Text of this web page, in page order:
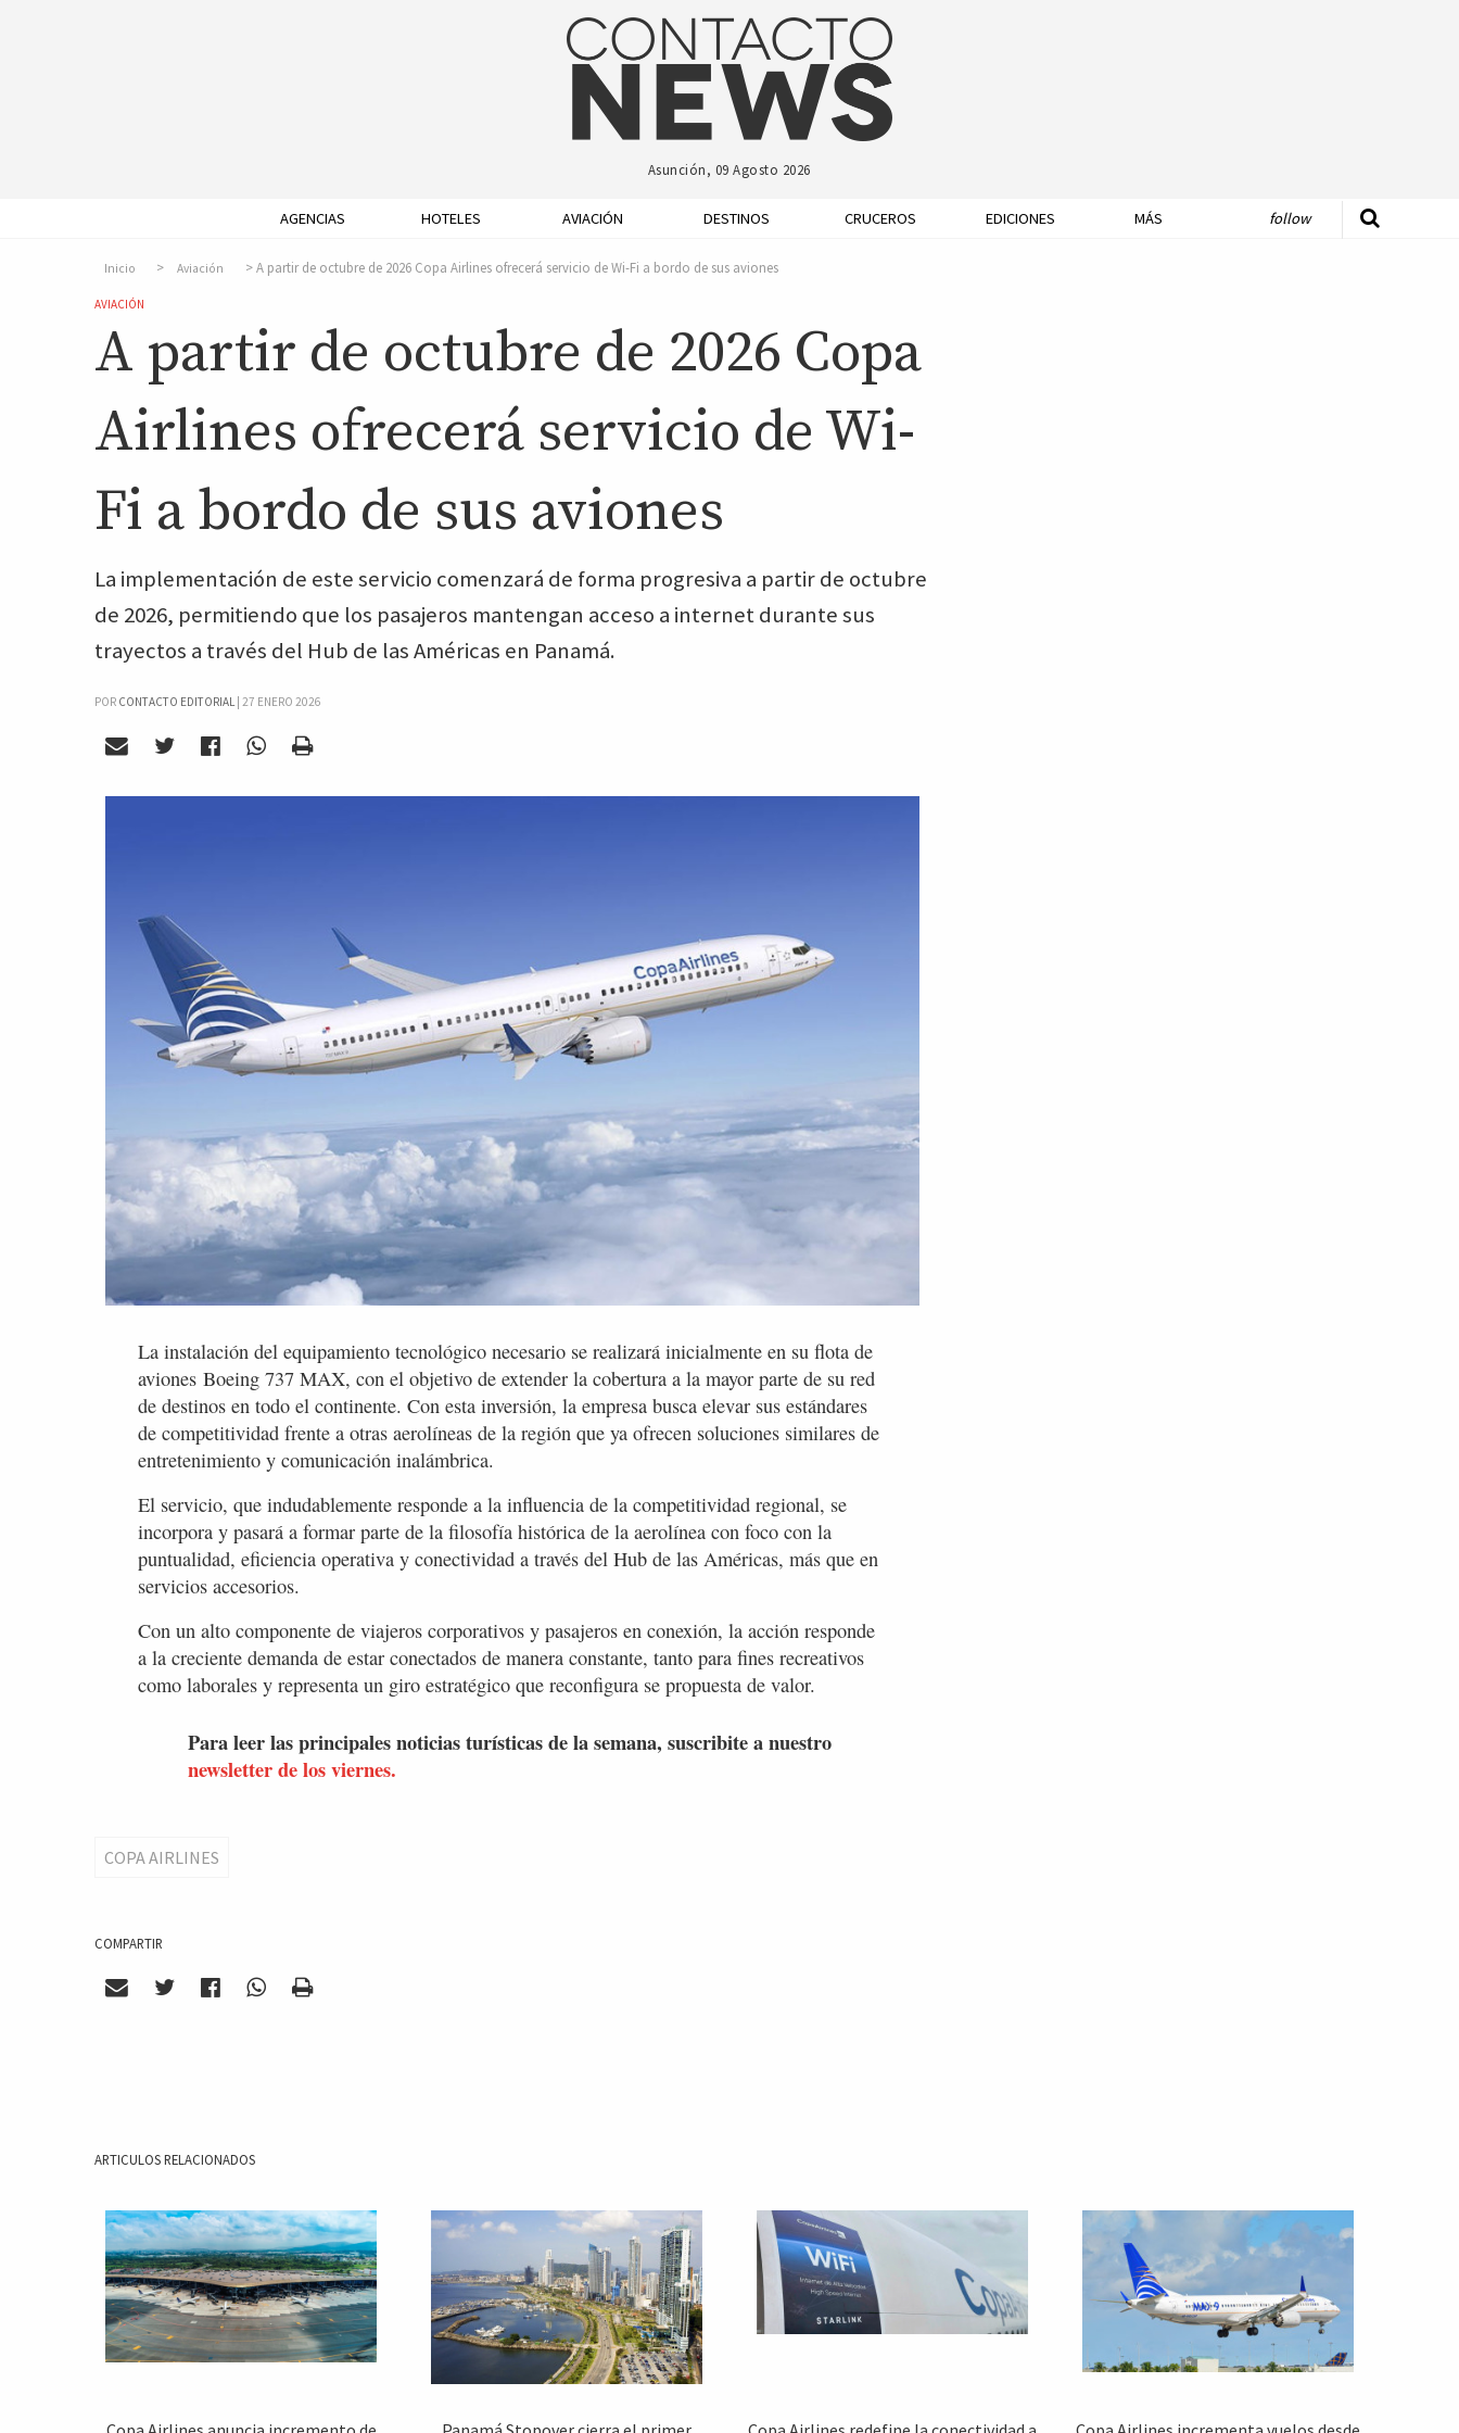
Asunción, 09 Agosto 2026
AGENCIAS HOTELES AVIACIÓN DESTINOS CRUCEROS EDICIONES MÁS follow
Inicio Aviación A partir de octubre de 2026 Copa Airlines ofrecerá servicio de Wi-Fi a bordo de sus aviones
AVIACIÓN
A partir de octubre de 2026 Copa
Airlines ofrecerá servicio de Wi-
Fi a bordo de sus aviones
La implementación de este servicio comenzará de forma progresiva a partir de octubre
de 2026, permitiendo que los pasajeros mantengan acceso a internet durante sus
trayectos a través del Hub de las Américas en Panamá.
POR CONTACTO EDITORIAL | 27 ENERO 2026
La instalación del equipamiento tecnológico necesario se realizará inicialmente en su flota de
aviones Boeing 737 MAX, con el objetivo de extender la cobertura a la mayor parte de su red
de destinos en todo el continente. Con esta inversión, la empresa busca elevar sus estándares
de competitividad frente a otras aerolíneas de la región que ya ofrecen soluciones similares de
entretenimiento y comunicación inalámbrica.
El servicio, que indudablemente responde a la influencia de la competitividad regional, se
incorpora y pasará a formar parte de la filosofía histórica de la aerolínea con foco con la
puntualidad, eficiencia operativa y conectividad a través del Hub de las Américas, más que en
servicios accesorios.
Con un alto componente de viajeros corporativos y pasajeros en conexión, la acción responde
a la creciente demanda de estar conectados de manera constante, tanto para fines recreativos
como laborales y representa un giro estratégico que reconfigura se propuesta de valor.
Para leer las principales noticias turísticas de la semana, suscribite a nuestro
newsletter de los viernes.
COPA AIRLINES
COMPARTIR
ARTICULOS RELACIONADOS